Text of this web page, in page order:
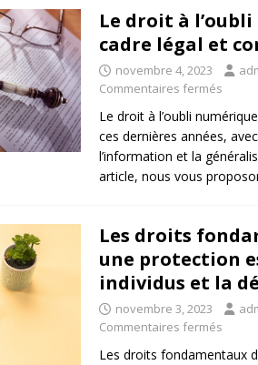
Le droit à
cadre légal et
novembre 4, 2023
Commentaires fermés
Le droit à l’oubli
ces dernières années,
l’information et la
article, nous vous
Les droits
une protection
individus et la
novembre 3, 2023
Commentaires fermés
Les droits fondamentaux